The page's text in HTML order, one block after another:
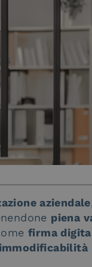
aziendale
piena
firma